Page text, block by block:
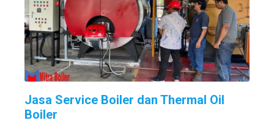
Jasa Service Boiler dan Thermal Oil
Boiler